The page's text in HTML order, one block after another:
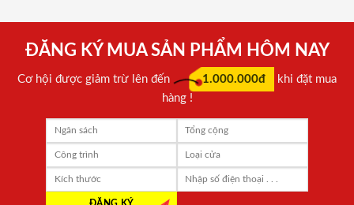
ĐĂNG KÝ MUA SẢN PHẨM HÔM NAY
Cơ hội được giảm trừ lên đến 1.000.000đ
khi đặt mua
hàng !